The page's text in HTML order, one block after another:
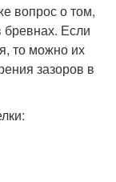
вопрос о том,
Если
то можно их
зазоров в